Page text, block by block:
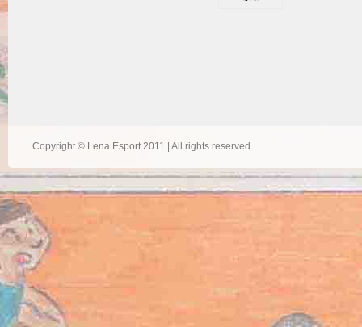
Copyright © Lena Esport 2011 | All rights reserved